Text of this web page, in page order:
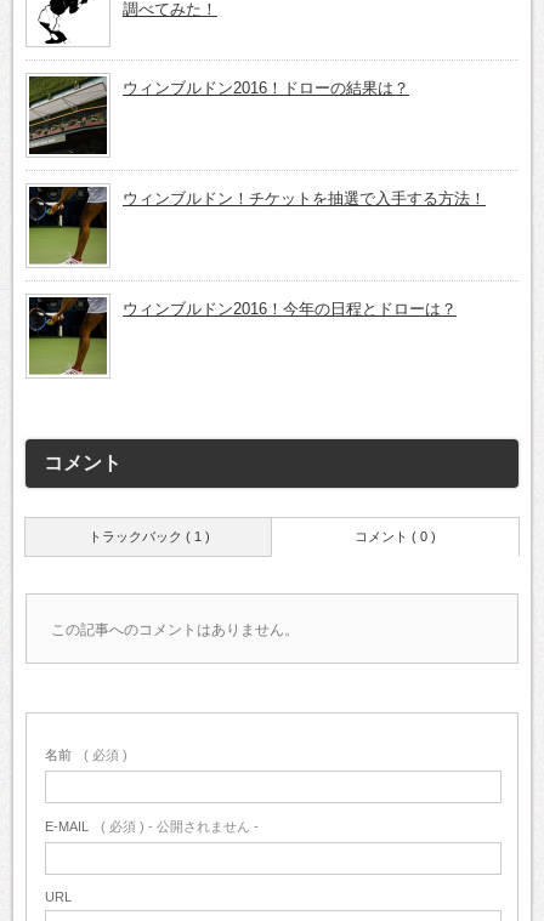
調べてみた！
ウィンブルドン2016！ドローの結果は？
ウィンブルドン！チケットを抽選で入手する方法！
ウィンブルドン2016！今年の日程とドローは？
コメント
トラックバック ( 1 ) コメント ( 0 )
この記事へのコメントはありません。
名前 ( 必須 )
E-MAIL ( 必須 ) - 公開されません -
URL